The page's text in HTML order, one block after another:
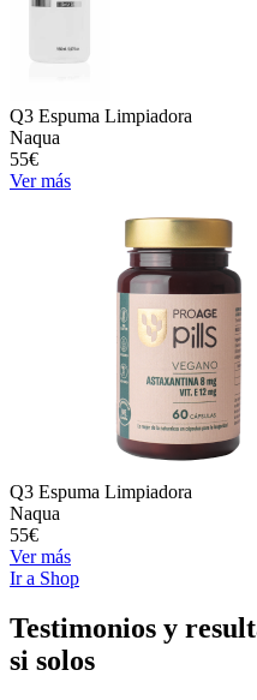
Q3 Espuma Limpiadora
Naqua
55€
Ver más
Q3 Espuma Limpiadora
Naqua
55€
Ver más
Ir a Shop
Testimonios y
si solos